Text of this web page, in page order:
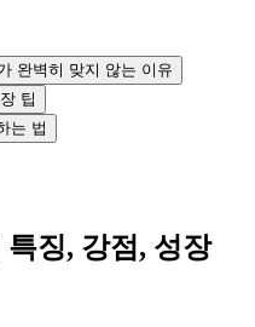
완벽히 맞지 않는 이유
팁
는 법
징, 강점, 성장